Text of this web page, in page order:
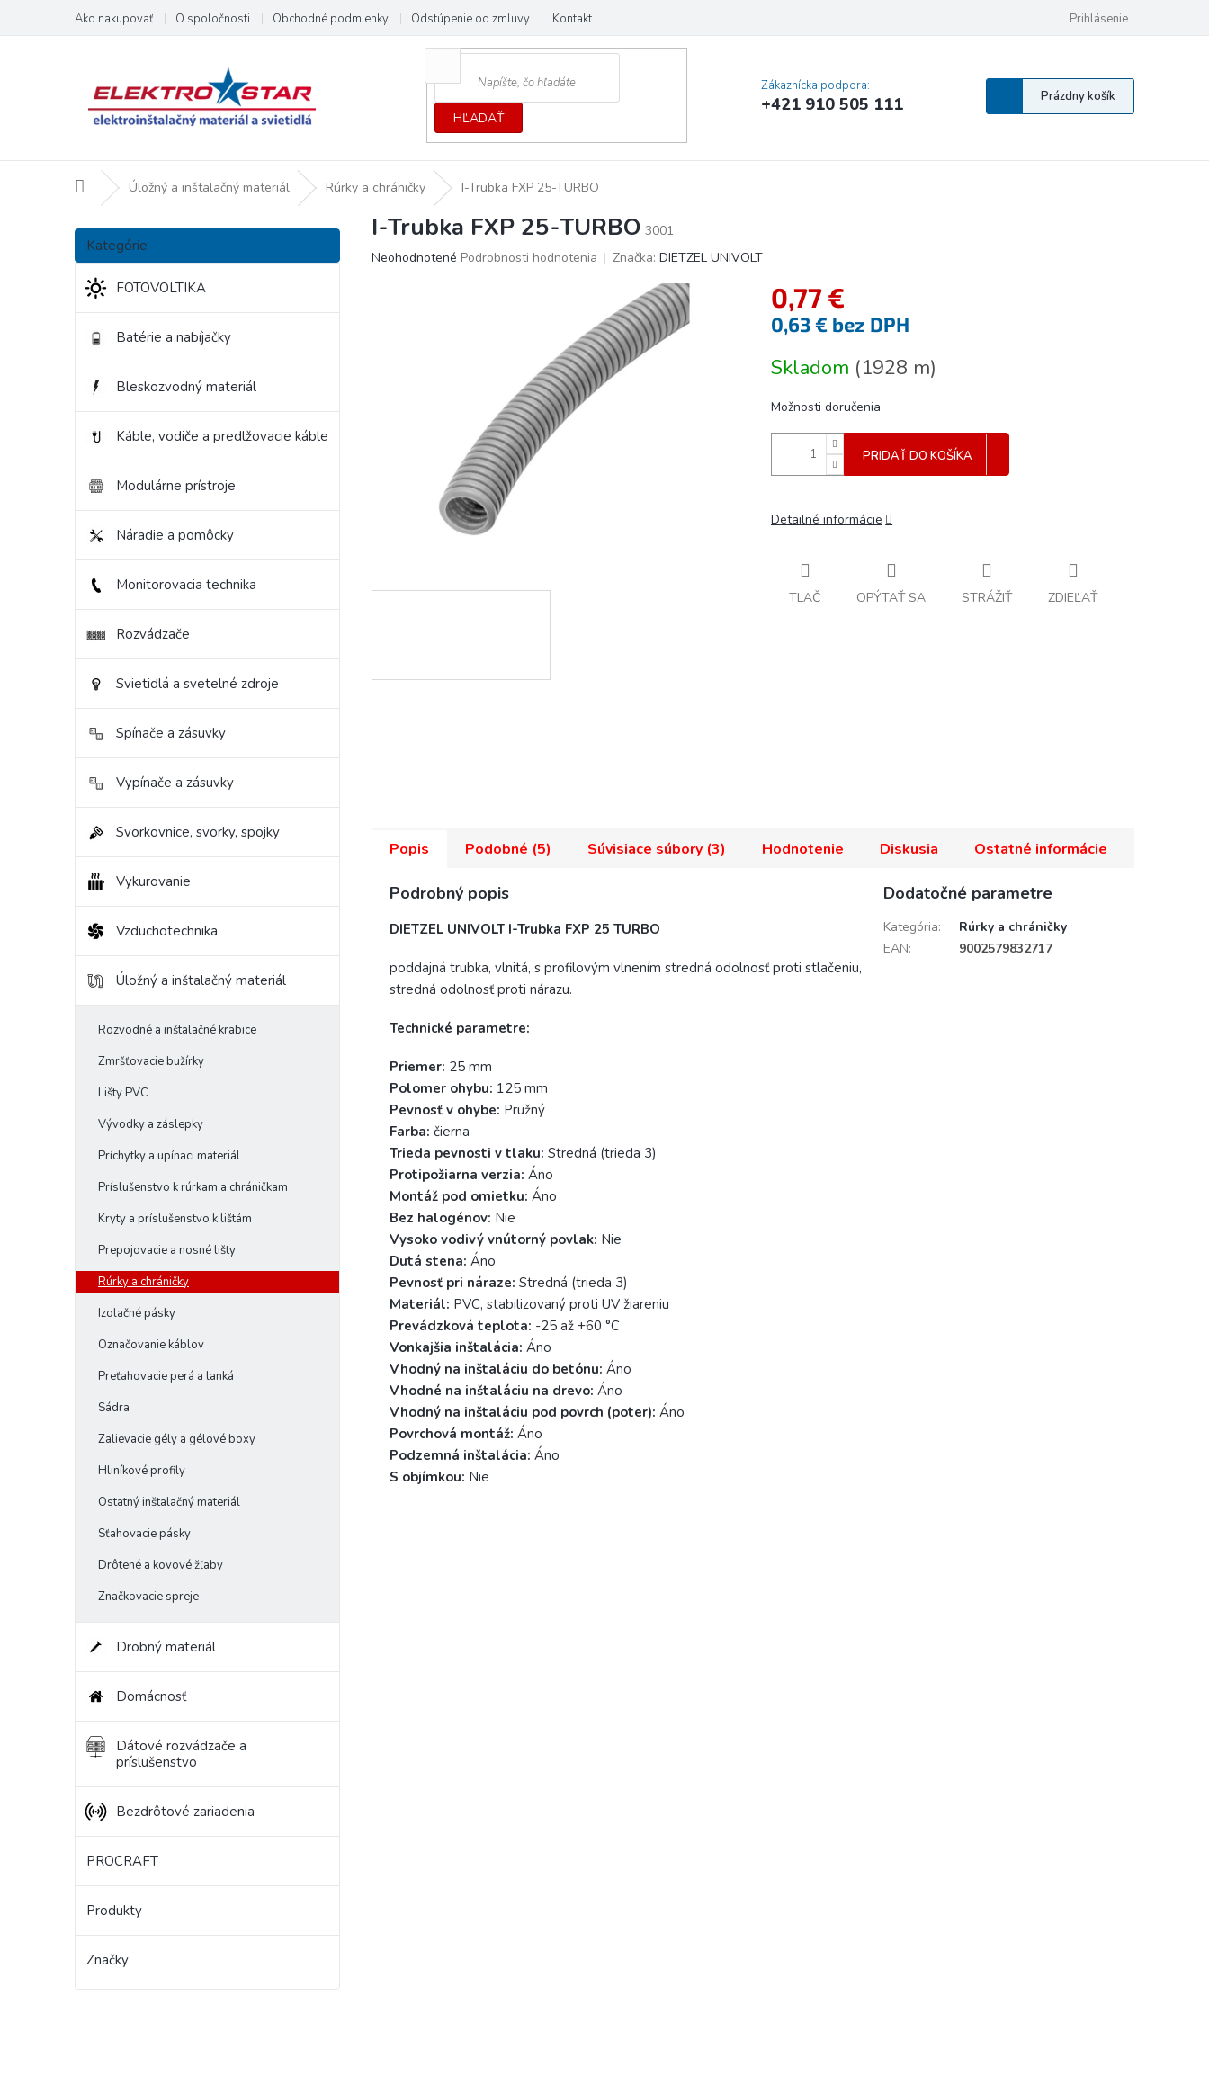
obsah
Ako nakupovať O spoločnosti Obchodné podmienky Odstúpenie od zmluvy Kontakt Vyhlásenie o prístupnosti
Prihlásenie
HĽADAŤ
Zákaznícka podpora:
+421 910 505 111
Nákupný
košík
Prázdny košík
DomovÚložný a inštalačný materiál Rúrky a chráničky I-Trubka FXP 25-TURBO
B
č
n
Preskočiť
kategórie
Kategórie
FOTOVOLTIKA
Batérie a nabíjačky
Bleskozvodný materiál
Káble, vodiče a predlžovacie káble
Modulárne prístroje
Náradie a pomôcky
Monitorovacia technika
Rozvádzače
Svietidlá a svetelné zdroje
Spínače a zásuvky
Vypínače a zásuvky
Svorkovnice, svorky, spojky
Vykurovanie
Vzduchotechnika
Úložný a inštalačný materiál
Rozvodné a inštalačné krabice
Zmršťovacie bužírky
Lišty PVC
Vývodky a záslepky
Príchytky a upínaci materiál
Príslušenstvo k rúrkam a chráničkam
Kryty a príslušenstvo k lištám
Prepojovacie a nosné lišty
Rúrky a chráničky
Izolačné pásky
Označovanie káblov
Preťahovacie perá a lanká
Sádra
Zalievacie gély a gélové boxy
Hliníkové profily
Ostatný inštalačný materiál
Sťahovacie pásky
Drôtené a kovové žľaby
Značkovacie spreje
Drobný materiál
Domácnosť
Dátové rozvádzače a
príslušenstvo
Bezdrôtové zariadenia
PROCRAFT
Produkty
Značky
I-Trubka FXP 25-TURBO 3001
Priemerné
Neohodnotené Podrobnosti hodnotenia Značka: DIETZEL UNIVOLT
0,77 €
0,63 € bez DPH
cena:
Skladom (1928 m)
Možnosti doručenia
PRIDAŤ DO KOŠÍKA
Detailné informácie
TLAČ OPÝTAŤ SA STRÁŽIŤ ZDIEĽAŤ
Popis Podobné (5) Súvisiace súbory (3) Hodnotenie Diskusia Ostatné informácie
Podrobný popis
DIETZEL UNIVOLT I-Trubka FXP 25 TURBO
poddajná trubka, vlnitá, s profilovým vlnením stredná odolnosť proti stlačeniu,
stredná odolnosť proti nárazu.
Technické parametre:
Priemer: 25 mm
Polomer ohybu: 125 mm
Pevnosť v ohybe: Pružný
Farba: čierna
Trieda pevnosti v tlaku: Stredná (trieda 3)
Protipožiarna verzia: Áno
Montáž pod omietku: Áno
Bez halogénov: Nie
Vysoko vodivý vnútorný povlak: Nie
Dutá stena: Áno
Pevnosť pri náraze: Stredná (trieda 3)
Materiál: PVC, stabilizovaný proti UV žiareniu
Prevádzková teplota: -25 až +60 °C
Vonkajšia inštalácia: Áno
Vhodný na inštaláciu do betónu: Áno
Vhodné na inštaláciu na drevo: Áno
Vhodný na inštaláciu pod povrch (poter): Áno
Povrchová montáž: Áno
Podzemná inštalácia: Áno
S objímkou: Nie
Dodatočné parametre
Kategória:
Rúrky a chráničky
EAN: 9002579832717